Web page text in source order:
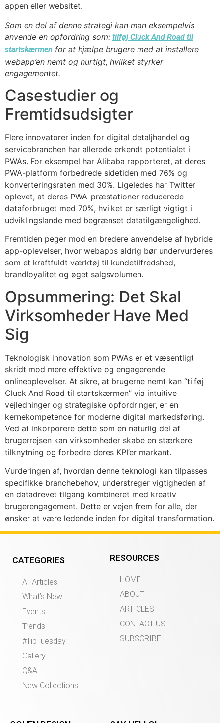
appen eller websitet.
Som en del af denne strategi kan man eksempelvis
anvende en opfordring som: tilføj Cluck And Road til
startskærmen for at hjælpe brugere med at installere
webapp’en nemt og hurtigt, hvilket styrker
engagementet.
Casestudier og
Fremtidsudsigter
Flere innovatorer inden for digital detaljhandel og
servicebranchen har allerede erkendt potentialet i
PWAs. For eksempel har Alibaba rapporteret, at deres
PWA-platform forbedrede sidetiden med 76% og
konverteringsraten med 30%. Ligeledes har Twitter
oplevet, at deres PWA-præstationer reducerede
dataforbruget med 70%, hvilket er særligt vigtigt i
udviklingslande med begrænset datatilgængelighed.
Fremtiden peger mod en bredere anvendelse af hybride
app-oplevelser, hvor webapps aldrig bør undervurderes
som et kraftfuldt værktøj til kundetilfredshed,
brandloyalitet og øget salgsvolumen.
Opsummering: Det Skal
Virksomheder Have Med
Sig
Teknologisk innovation som PWAs er et væsentligt
skridt mod mere effektive og engagerende
onlineoplevelser. At sikre, at brugerne nemt kan “tilføj
Cluck And Road til startskærmen” via intuitive
vejledninger og strategiske opfordringer, er en
kernekompetence for moderne digital markedsføring.
Ved at inkorporere dette som en naturlig del af
brugerrejsen kan virksomheder skabe en stærkere
tilknytning og forbedre deres KPI’er markant.
Vurderingen af, hvordan denne teknologi kan tilpasses
specifikke branchebehov, understreger vigtigheden af
en datadrevet tilgang kombineret med kreativ
brugerengagement. Dette er vejen frem for alle, der
ønsker at være ledende inden for digital transformation.
CATEGORIES
All Articles
What’s New
Events
Trends
#TipTuesday
Gallery
Q&A
New Collections
RESOURCES
HOME
ABOUT
ARTICLES
CONTACT US
SUBSCRIBE